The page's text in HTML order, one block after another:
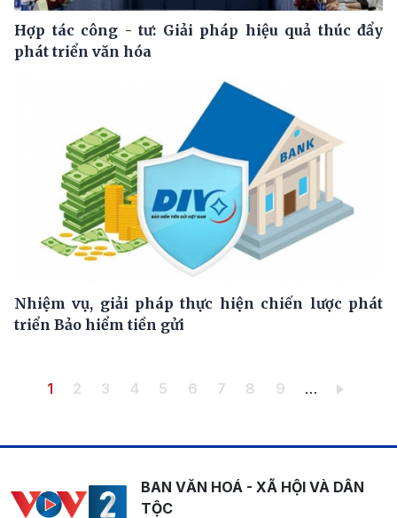
Hợp tác công - tư: Giải pháp hiệu quả thúc đẩy
phát triển văn hóa
Nhiệm vụ, giải pháp thực hiện chiến lược phát
triển Bảo hiểm tiền gửi
Pagination
Trang hiện thời
1 Trang
2 Trang
3 Trang
4 Trang
5 Trang
6 Trang
7 Trang
8 Trang
9 …
BAN VĂN HOÁ - XÃ HỘI VÀ DÂN
TỘC